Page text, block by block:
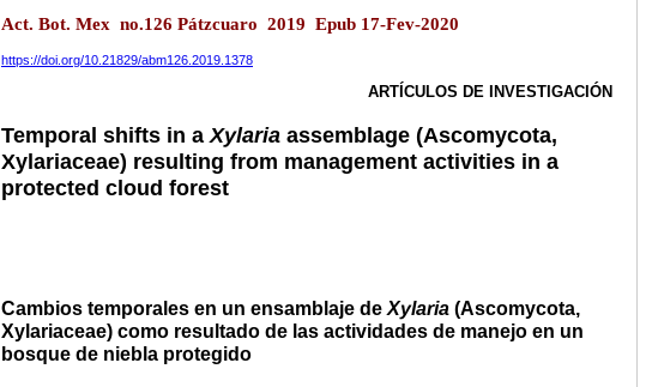
Act. Bot. Mex no.126 Pátzcuaro 2019 Epub 17-Fev-2020
https://doi.org/10.21829/abm126.2019.1378
ARTÍCULOS DE INVESTIGACIÓN
Temporal shifts in aXylaria assemblage (Ascomycota,
Xylariaceae) resulting from management activities in a
protected cloud forest
Cambios temporales en un ensamblaje de Xylaria (Ascomycota,
Xylariaceae) como resultado de las actividades de manejo en un
bosque de niebla protegido